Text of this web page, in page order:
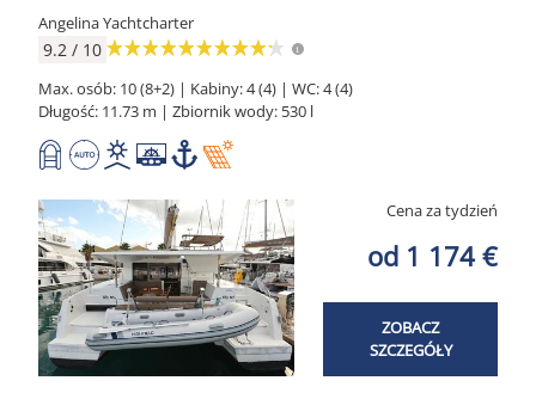
Angelina Yachtcharter
9.2 / 10
Max. osób: 10 (8+2) | Kabiny: 4 (4) | WC: 4 (4)
Długość: 11.73 m | Zbiornik wody: 530 l
Cena za tydzień
od 1 174 €
ZOBACZ
SZCZEGÓŁY